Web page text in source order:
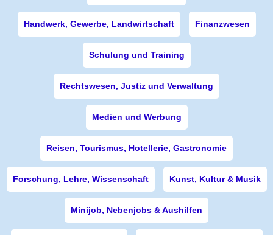
Handwerk, Gewerbe, Landwirtschaft Finanzwesen
Schulung und Training
Rechtswesen, Justiz und Verwaltung
Medien und Werbung
Reisen, Tourismus, Hotellerie, Gastronomie
Forschung, Lehre, Wissenschaft Kunst, Kultur & Musik
Minijob, Nebenjobs & Aushilfen